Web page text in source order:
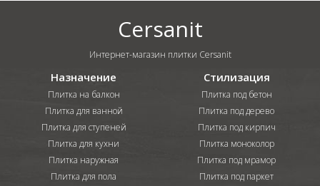
Cersanit
Интернет-магазин плитки Cersanit
Назначение
Плитка на балкон
Плитка для ванной
Плитка для ступеней
Плитка для кухни
Плитка наружная
Плитка для пола
Стилизация
Плитка под бетон
Плитка под дерево
Плитка под кирпич
Плитка моноколор
Плитка под мрамор
Плитка под паркет